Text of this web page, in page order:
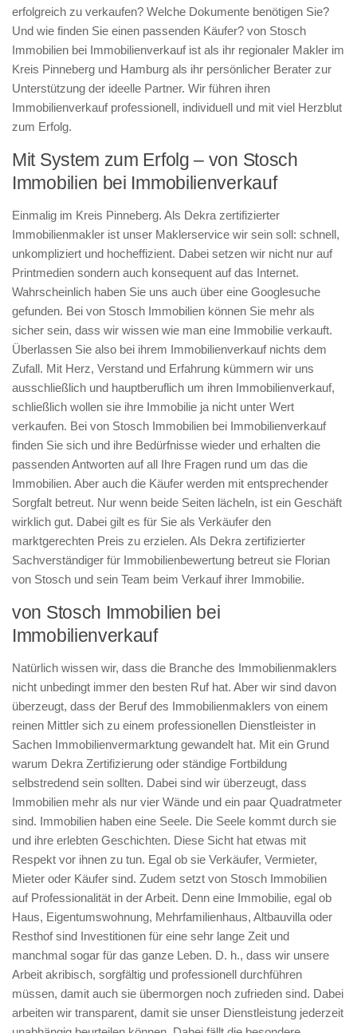
erfolgreich zu verkaufen? Welche Dokumente benötigen Sie?
Und wie finden Sie einen passenden Käufer? von Stosch
Immobilien bei Immobilienverkauf ist als ihr regionaler Makler im
Kreis Pinneberg und Hamburg als ihr persönlicher Berater zur
Unterstützung der ideelle Partner. Wir führen ihren
Immobilienverkauf professionell, individuell und mit viel Herzblut
zum Erfolg.
Mit System zum Erfolg – von Stosch
Immobilien bei Immobilienverkauf
Einmalig im Kreis Pinneberg. Als Dekra zertifizierter
Immobilienmakler ist unser Maklerservice wir sein soll: schnell,
unkompliziert und hocheffizient. Dabei setzen wir nicht nur auf
Printmedien sondern auch konsequent auf das Internet.
Wahrscheinlich haben Sie uns auch über eine Googlesuche
gefunden. Bei von Stosch Immobilien können Sie mehr als
sicher sein, dass wir wissen wie man eine Immobilie verkauft.
Überlassen Sie also bei ihrem Immobilienverkauf nichts dem
Zufall. Mit Herz, Verstand und Erfahrung kümmern wir uns
ausschließlich und hauptberuflich um ihren Immobilienverkauf,
schließlich wollen sie ihre Immobilie ja nicht unter Wert
verkaufen. Bei von Stosch Immobilien bei Immobilienverkauf
finden Sie sich und ihre Bedürfnisse wieder und erhalten die
passenden Antworten auf all Ihre Fragen rund um das die
Immobilien. Aber auch die Käufer werden mit entsprechender
Sorgfalt betreut. Nur wenn beide Seiten lächeln, ist ein Geschäft
wirklich gut. Dabei gilt es für Sie als Verkäufer den
marktgerechten Preis zu erzielen. Als Dekra zertifizierter
Sachverständiger für Immobilienbewertung betreut sie Florian
von Stosch und sein Team beim Verkauf ihrer Immobilie.
von Stosch Immobilien bei
Immobilienverkauf
Natürlich wissen wir, dass die Branche des Immobilienmaklers
nicht unbedingt immer den besten Ruf hat. Aber wir sind davon
überzeugt, dass der Beruf des Immobilienmaklers von einem
reinen Mittler sich zu einem professionellen Dienstleister in
Sachen Immobilienvermarktung gewandelt hat. Mit ein Grund
warum Dekra Zertifizierung oder ständige Fortbildung
selbstredend sein sollten. Dabei sind wir überzeugt, dass
Immobilien mehr als nur vier Wände und ein paar Quadratmeter
sind. Immobilien haben eine Seele. Die Seele kommt durch sie
und ihre erlebten Geschichten. Diese Sicht hat etwas mit
Respekt vor ihnen zu tun. Egal ob sie Verkäufer, Vermieter,
Mieter oder Käufer sind. Zudem setzt von Stosch Immobilien
auf Professionalität in der Arbeit. Denn eine Immobilie, egal ob
Haus, Eigentumswohnung, Mehrfamilienhaus, Altbauvilla oder
Resthof sind Investitionen für eine sehr lange Zeit und
manchmal sogar für das ganze Leben. D. h., dass wir unsere
Arbeit akribisch, sorgfältig und professionell durchführen
müssen, damit auch sie übermorgen noch zufrieden sind. Dabei
arbeiten wir transparent, damit sie unser Dienstleistung jederzeit